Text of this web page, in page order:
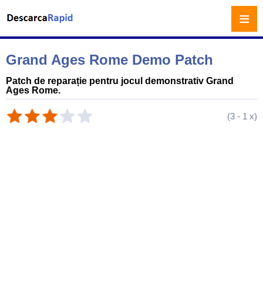
Grand Ages Rome Demo Patch
Patch de reparație pentru jocul demonstrativ Grand
Ages Rome.
(3 - 1 x)
≡